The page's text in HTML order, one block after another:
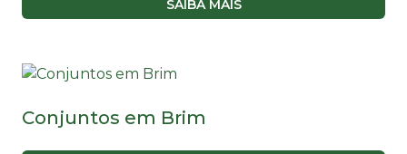
SAIBA MAIS
Conjuntos em Brim